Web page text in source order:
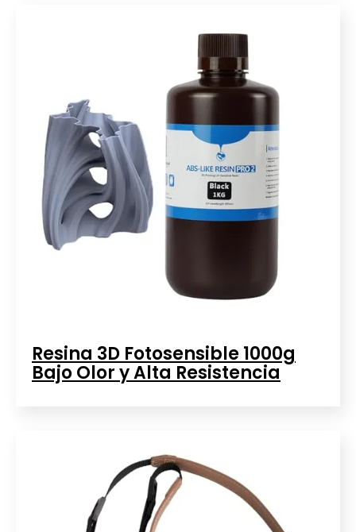
Resina 3D Fotosensible 1000g
Bajo Olor y Alta Resistencia